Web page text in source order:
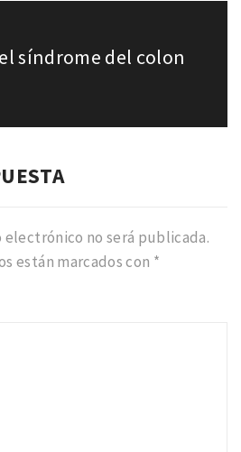
síndrome del colon
no será publicada.
están marcados con *